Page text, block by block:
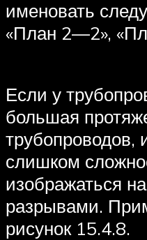
именовать
«План 2—2»,
Если у
большая
трубопроводов,
слишком
изображаться
разрывами.
рисунок 15.4.8.